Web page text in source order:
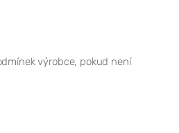
výrobce, pokud není